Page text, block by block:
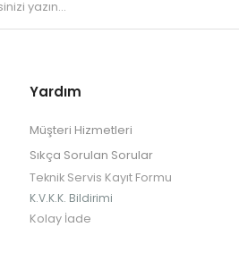
Yardım
Müşteri Hizmetleri
Sıkça Sorulan Sorular
Teknik Servis Kayıt Formu
K.V.K.K. Bildirimi
Kolay İade